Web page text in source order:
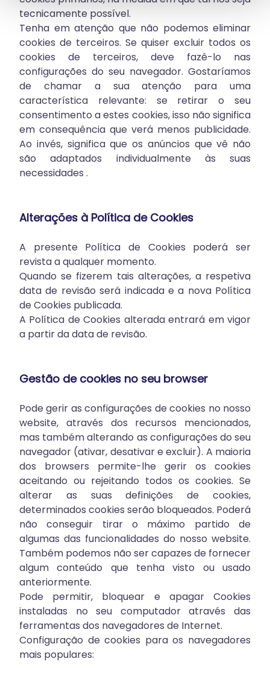
tecnicamente possível.
Tenha em atenção que não podemos eliminar
cookies de terceiros. Se quiser excluir todos os
cookies de terceiros, deve fazê-lo nas
configurações do seu navegador. Gostaríamos
de chamar a sua atenção para uma
característica relevante: se retirar o seu
consentimento a estes cookies, isso não significa
em consequência que verá menos publicidade.
Ao invés, significa que os anúncios que vê não
são adaptados individualmente às suas
necessidades .
Alterações à Política de Cookies
A presente Política de Cookies poderá ser
revista a qualquer momento.
Quando se fizerem tais alterações, a respetiva
data de revisão será indicada e a nova Política
de Cookies publicada.
A Política de Cookies alterada entrará em vigor
a partir da data de revisão.
Gestão de cookies no seu browser
Pode gerir as configurações de cookies no nosso
website, através dos recursos mencionados,
mas também alterando as configurações do seu
navegador (ativar, desativar e excluir). A maioria
dos browsers permite-lhe gerir os cookies
aceitando ou rejeitando todos os cookies. Se
alterar as suas definições de cookies,
determinados cookies serão bloqueados. Poderá
não conseguir tirar o máximo partido de
algumas das funcionalidades do nosso website.
Também podemos não ser capazes de fornecer
algum conteúdo que tenha visto ou usado
anteriormente.
Pode permitir, bloquear e apagar Cookies
instaladas no seu computador através das
ferramentas dos navegadores de Internet.
Configuração de cookies para os navegadores
mais populares: